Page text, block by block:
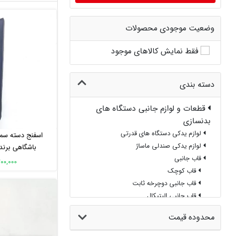
اسفنج دسته
باشگاهی
مدلRUNFIT99
300,000
وضعیت موجودی محصولات
فقط نمایش کالاهای موجود
دسته بندی
قطعات و لوازم جانبی دستگاه های
بدنسازی
لوازم یدکی دستگاه های قدرتی
لوازم یدکی صندلی ماساژ
قاب جانبی
قاب کوچک
قاب جانبی دوچرخه ثابت
قاب جانبی الپتیکال
قاب جانبی تردمیل
فوتریل
سایر قطعات
محدوده قیمت